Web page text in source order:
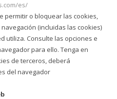
es/
permitir o bloquear las cookies,
(incluidas las cookies)
utiliza. Consulte las opciones e
para ello. Tenga en
de terceros, deberá
del navegador